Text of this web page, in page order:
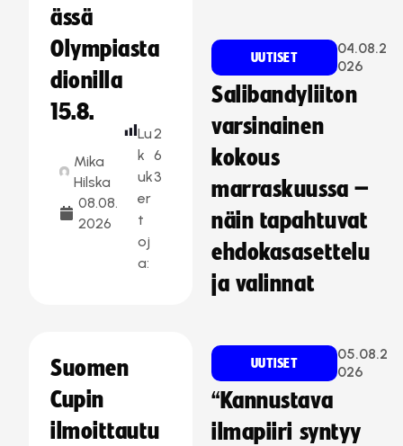
ässä
Olympiasta
dionilla
15.8.
Mika
Hilska
08.08.
2026
Lu
k
uk
er
t
oj
a:
2
6
3
Suomen
Cupin
ilmoittautu
UUTISET
04.08.2
026
Salibandyliiton
varsinainen
kokous
marraskuussa –
näin tapahtuvat
ehdokasasettelu
ja valinnat
UUTISET
05.08.2
026
“Kannustava
ilmapiiri syntyy